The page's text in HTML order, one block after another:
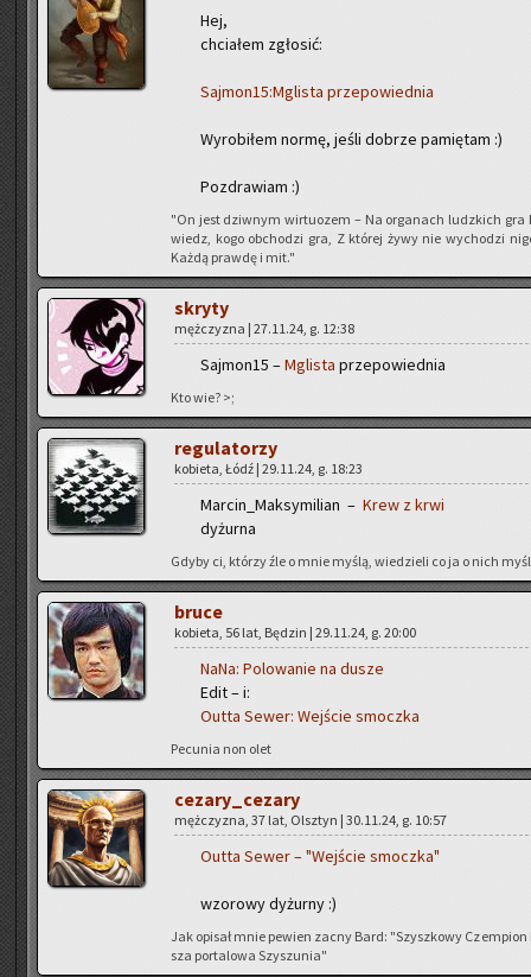
Hej,
chcia­łem zgło­sić:
Saj­mo­n15:Mgli­sta prze­po­wied­nia
Wy­ro­bi­łem normę, jeśli do­brze pa­mię­tam :)
Po­zdra­wiam :)
"On jest dziw­nym wir­tu­ozem – Na or­ga­nach ludz­kich
wiedz, kogo ob­cho­dzi gra, Z któ­rej żywy nie wy­cho­dzi
Każdą praw­dę i mit."
skry­ty
męż­czy­zna | 27.11.24, g. 12:38
Saj­mo­n15 –Mgli­sta prze­po­wied­nia
Kto wie? >;
re­gu­la­to­rzy
ko­bie­ta, Łódź | 29.11.24, g. 18:23
Mar­cin_Mak­sy­mi­lian – Krew z krwi
dy­żur­na
Gdyby ci, któ­rzy źle o mnie myślą, wie­dzie­li co ja o nich
bruce
ko­bie­ta, 56 lat, Bę­dzin | 29.11.24, g. 20:00
NaNa: Po­lo­wa­nie na dusze
Edit – i:
Outta Sewer: Wej­ście smocz­ka
Pe­cu­nia non olet
ce­za­ry­_ce­za­ry
męż­czy­zna, 37 lat, Olsz­tyn | 30.11.24, g. 10:57
Outta Sewer – "Wej­ście smocz­ka"
wzo­ro­wy dy­żur­ny :)
Jak opi­sał mnie pe­wien zacny Bard: "Szysz­ko­wy
sza por­ta­lo­wa Szy­szu­nia"